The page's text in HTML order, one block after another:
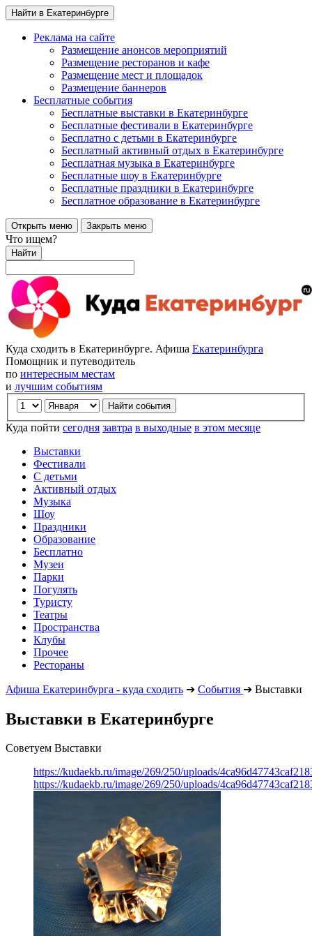
Найти в Екатеринбурге
Реклама на сайте
Размещение анонсов мероприятий
Размещение ресторанов и кафе
Размещение мест и площадок
Размещение баннеров
Бесплатные события
Бесплатные выставки в Екатеринбурге
Бесплатные фестивали в Екатеринбурге
Бесплатно с детьми в Екатеринбурге
Бесплатный активный отдых в Екатеринбурге
Бесплатная музыка в Екатеринбурге
Бесплатные шоу в Екатеринбурге
Бесплатные праздники в Екатеринбурге
Бесплатное образование в Екатеринбурге
Открыть меню Закрыть меню
Что ищем?
Найти
Куда сходить в Екатеринбурге. Афиша Екатеринбурга
Помощник и путеводитель
по интересным местам
и лучшим событиям
Куда пойти сегодня завтра в выходные в этом месяце
Выставки
Фестивали
С детьми
Активный отдых
Музыка
Шоу
Праздники
Образование
Бесплатно
Музеи
Парки
Погулять
Туристу
Театры
Пространства
Клубы
Прочее
Рестораны
Афиша Екатеринбурга - куда сходить ➔ События ➔ Выставки
Выставки в Екатеринбурге
Советуем Выставки
https://kudaekb.ru/image/269/250/uploads/
https://kudaekb.ru/image/269/250/uploads/